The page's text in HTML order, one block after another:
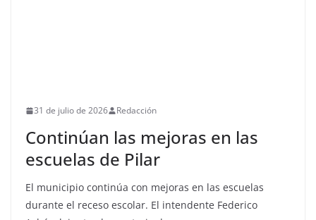
31 de julio de 2026 Redacción
Continúan las mejoras en las
escuelas de Pilar
El municipio continúa con mejoras en las escuelas
durante el receso escolar. El intendente Federico